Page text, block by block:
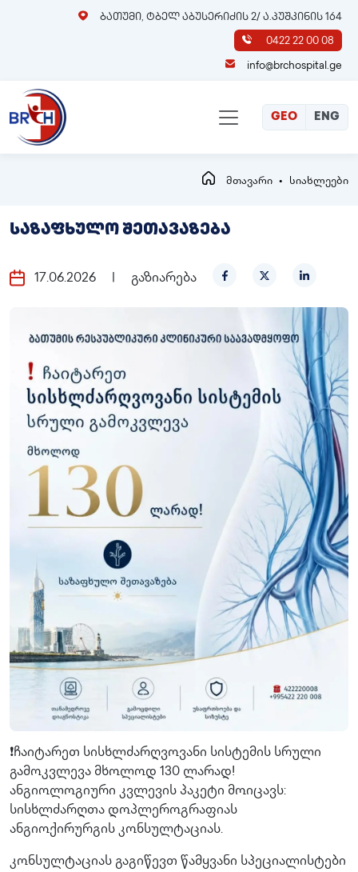
ბათუმი, ტბელ აბუსერიძის 2/ ა.პუშკინის 164
0422 22 00 08
info@brchospital.ge
GEO ENG
მთავარი სიახლეები
საზაფხულო შეთავაზება
17.06.2026 | გაზიარება
❗️ჩაიტარეთ სისხლძარღვოვანი სისტემის სრული
გამოკვლევა მხოლოდ 130 ლარად!
ანგიოლოგიური კვლევის პაკეტი მოიცავს:
სისხლძარღთა დოპლეროგრაფიას
ანგიოქირურგის კონსულტაციას.
კონსულტაციას გაგიწევთ წამყვანი სპეციალისტები